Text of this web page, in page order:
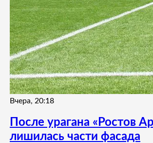
Вчера, 20:18
После урагана «Ростов
лишилась части фасада